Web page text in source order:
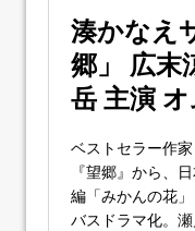
湊かなえ
郷」 広末
岳 主演
ベストセラー作
『望郷』から、
編「みかんの花
バスドラマ化。